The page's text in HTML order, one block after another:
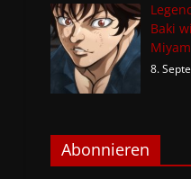
Baki
8.
Abonnieren